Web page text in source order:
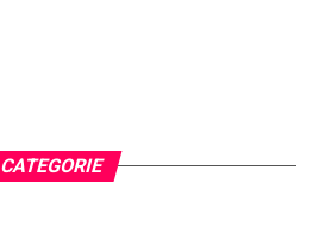
CATEGORIE